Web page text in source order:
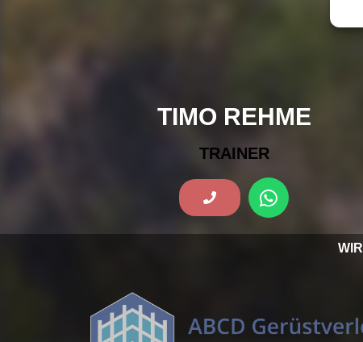
TIMO REHME
TRAINER